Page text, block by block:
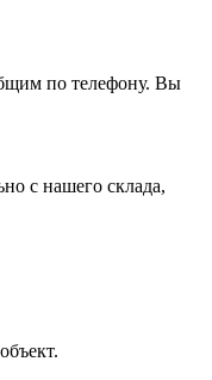
по телефону. Вы
с нашего склада,